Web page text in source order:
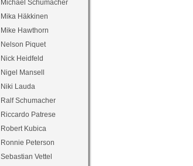
Michael Schumacher
Mika Häkkinen
Mike Hawthorn
Nelson Piquet
Nick Heidfeld
Nigel Mansell
Niki Lauda
Ralf Schumacher
Riccardo Patrese
Robert Kubica
Ronnie Peterson
Sebastian Vettel